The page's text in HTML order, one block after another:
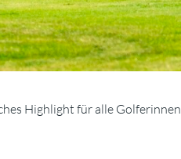
Highlight für alle Golferinnen